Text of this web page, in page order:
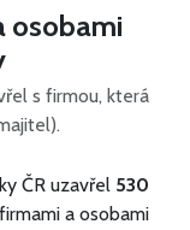
osobami
s firmou, která
ČR uzavřel 530
a osobami